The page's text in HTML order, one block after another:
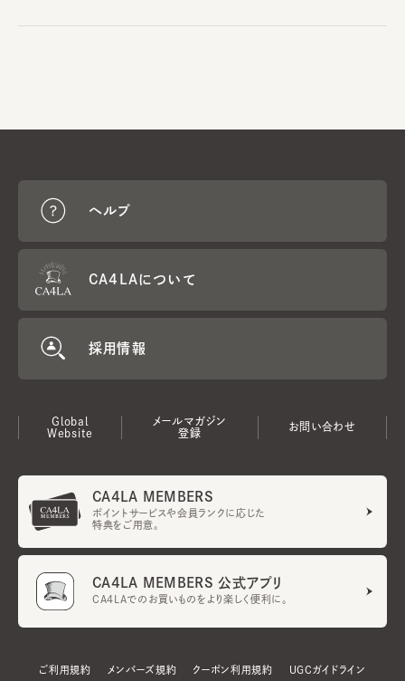
ヘルプ
CA4LAについて
採用情報
Global
Website
メールマガジン
登録
お問い合わせ
CA4LA MEMBERS
ポイントサービスや会員ランクに応じた
特典をご用意。
CA4LA MEMBERS 公式アプリ
CA4LAでのお買いものをより楽しく便利に。
ご利用規約 メンバーズ規約 クーポン利用規約 UGCガイドライン